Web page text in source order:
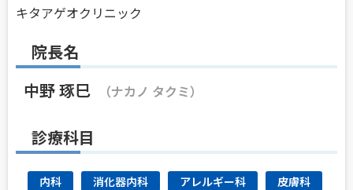
キタアゲオクリニック
院長名
中野 琢巳
（ナカノ タクミ）
診療科目
内科 消化器内科 アレルギー科 皮膚科